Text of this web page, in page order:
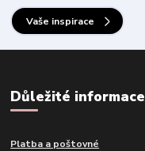
Vaše inspirace
Důležité informace
Platba a poštovné